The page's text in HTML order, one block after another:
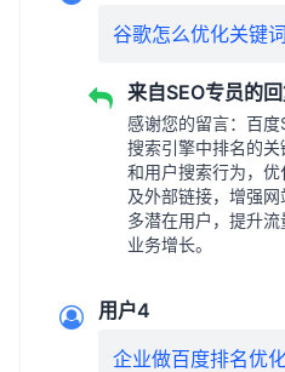
谷歌怎么优化关键
来自SEO专员的回
感谢您的留言：百
搜索引擎中排名的
和用户搜索行为，
及外部链接，增强
多潜在用户，提升
业务增长。
用户4
企业做百度排名优